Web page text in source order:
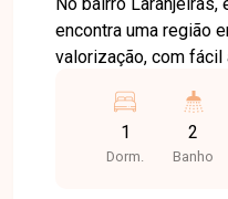
encontra uma região
valorização, com
além de contar com
diversos comércios
disponível para
1
Dorm.
2
Banho